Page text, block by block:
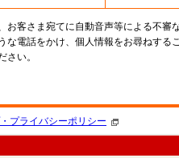
お客さま宛てに自動音声等による不審
な電話をかけ、個人情報をお尋ねする
さい。
プライバシーポリシー